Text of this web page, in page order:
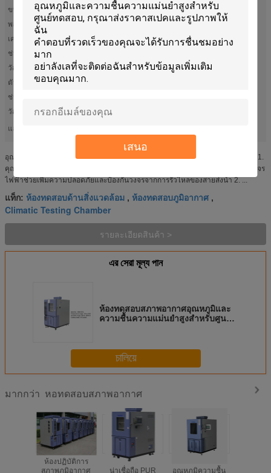
เสนอ
ขนาดภายนอก (กว้าง x สูง x ลึก):
880 x 1730 x 1400 มม
พลังงานรวม:
6.5KW
เครื่องทำน้ำอุ่น:
2.5KW
ช่วงอุณหภูมิ:
วัสดุ:
SUS304 สแตนเลส
ตัวควบคุม:
ช่วงความชื้น:
วัสดุฉนวน:
แสงสูง:
อุณหภูมิความแม่นยำสูง ห้องทดสอบสภาพอากาศและความชื้นสำหรับศูนย์ทดสอบ 1.
คุณสมบัติของ KOMEG Climatic Test Chambers: 1. การแยกวงจรความชื้นจากวงจร
ไฟฟ้าช่วยเพิ่มความปลอดภัยและป้องกันวงจรจากการรั่วไหลของสายส่งน้ำ 2. ...
แท็ก: ห้องทดสอบด้านสิ่งแวดล้อม , ห้องทดสอบภูมิอากาศ ,
Climatic Testing Chamber
รายละเอียดสินค้า >
এর সেরা মূল্য পান
ห้องทดสอบสภาพอากาศอุณหภูมิและ
ความชื้นความแม่นยำสูงสำหรับศูนย์
চালিয়ে
มากกว่า หอทดสอบสภาพอากาศ
ห้องปฏิบัติการ
สภาพภูมิอากาศ
การทดสอบความ
น่าเชื่อถือ PUR
อุณหภูมิความชื้น